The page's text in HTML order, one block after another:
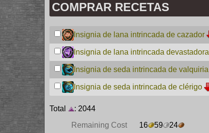
COMPRAR RECETAS
Insignia de lana intrincada de cazador
Insignia de lana intrincada devastadora
Insignia de seda intrincada de valquiria
Insignia de seda intrincada de clérigo
Total
: 2044
Remaining Cost
16 59 24